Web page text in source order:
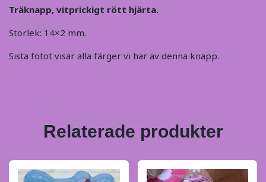
Träknapp, vitprickigt rött hjärta.
Storlek: 14×2 mm.
Sista fotot visar alla färger vi har av denna knapp.
Relaterade produkter